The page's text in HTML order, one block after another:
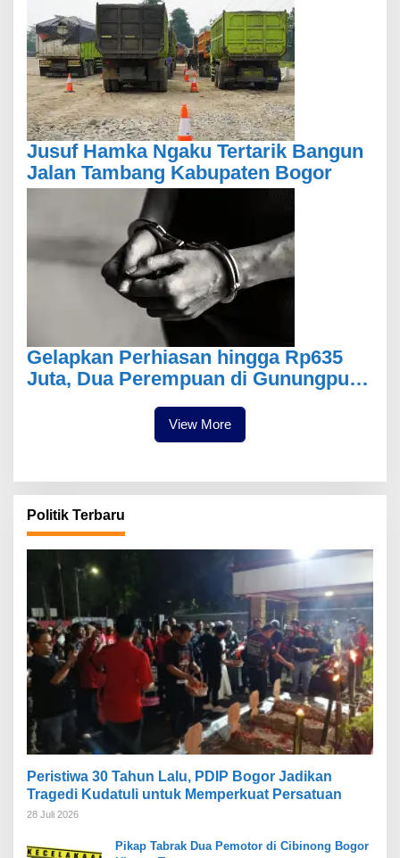
Jusuf Hamka Ngaku Tertarik Bangun
Jalan Tambang Kabupaten Bogor
Gelapkan Perhiasan hingga Rp635
Juta, Dua Perempuan di Gunungputri
View More
Politik Terbaru
Peristiwa 30 Tahun Lalu, PDIP Bogor Jadikan
Tragedi Kudatuli untuk Memperkuat Persatuan
28 Juli 2026
Pikap Tabrak Dua Pemotor di Cibinong Bogor